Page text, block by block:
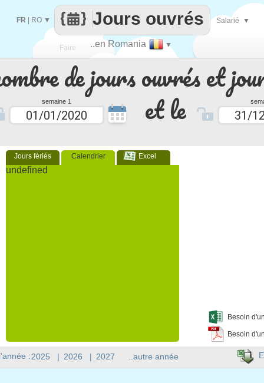
de jours ouvrés et
semaine 1 et le
Jours fériés Calendrier Excel
undefined
Besoin
Besoin
Faire
que
..en Romania ▼
Jours ouvrés
FR RO ▼ Salarié ▼
:2025 | 2026 | 2027 ..autre année